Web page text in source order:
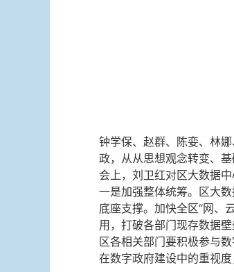
钟学保、赵群、陈娈、林
政，从从思想观念转变、
会上，刘卫红对区大数据
一是加强整体统筹。区大
底座支撑。加快全区“网、
用，打破各部门现存数据
区各相关部门要积极参与
在数字政府建设中的重视